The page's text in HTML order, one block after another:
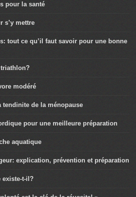
pour la santé
s’y mettre
tout ce qu’il faut savoir pour une bonne
triathlon?
modéré
de la ménopause
pour une meilleure préparation
aquatique
explication, prévention et préparation
existe-t-il?